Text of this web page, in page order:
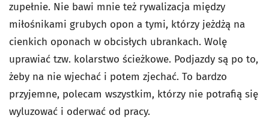
zupełnie. Nie bawi mnie też rywalizacja między
miłośnikami grubych opon a tymi, którzy jeżdżą na
cienkich oponach w obcisłych ubrankach. Wolę
uprawiać tzw. kolarstwo ścieżkowe. Podjazdy są po to,
żeby na nie wjechać i potem zjechać. To bardzo
przyjemne, polecam wszystkim, którzy nie potrafią się
wyluzować i oderwać od pracy.